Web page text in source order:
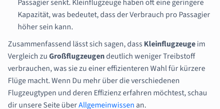
Passagier senkt. Kleinflugzeuge haben oft eine geringere
Kapazität, was bedeutet, dass der Verbrauch pro Passagier
höher sein kann.
Zusammenfassend lässt sich sagen, dass Kleinflugzeugeim
Vergleich zuGroßflugzeugendeutlich weniger Treibstoff
verbrauchen, was sie zu einer effizienteren Wahl für kürzere
Flüge macht. Wenn Du mehr über die verschiedenen
Flugzeugtypen und deren Effizienz erfahren möchtest, schau
dir unsere Seite überAllgemeinwissen an.